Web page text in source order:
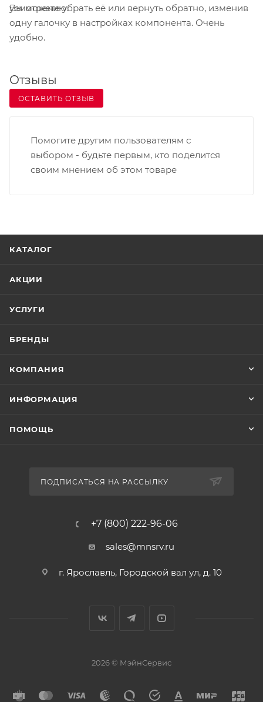
усмотрению.
Вы можете убрать её или вернуть обратно, изменив
одну галочку в настройках компонента. Очень
удобно.
Отзывы
ОСТАВИТЬ ОТЗЫВ
Помогите другим пользователям с
выбором - будьте первым, кто поделится
своим мнением об этом товаре
КАТАЛОГ
АКЦИИ
УСЛУГИ
БРЕНДЫ
КОМПАНИЯ
ИНФОРМАЦИЯ
ПОМОЩЬ
ПОДПИСАТЬСЯ НА РАССЫЛКУ
+7 (800) 222-96-06
sales@mnsrv.ru
г. Ярославль, Городской вал ул, д. 10
2026 © МэйнСервис